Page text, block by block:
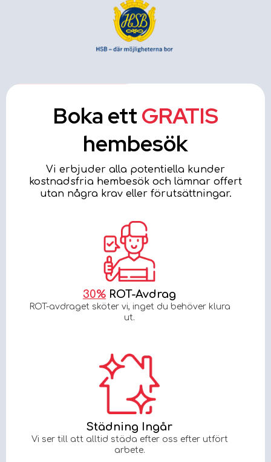
Boka ettGRATIS
hembesök
Vi erbjuder alla potentiella kunder
kostnadsfria hembesök och lämnar offert
utan några krav eller förutsättningar.
30% ROT-Avdrag
ROT-avdraget sköter vi, inget du behöver klura
ut.
Städning Ingår
Vi ser till att alltid städa efter oss efter utfört
arbete.